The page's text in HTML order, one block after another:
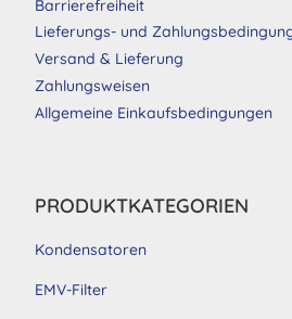
Barrierefreiheit
Lieferungs- und
Versand & Lieferung
Zahlungsweisen
Allgemeine Einkaufsbedingungen
PRODUKTKATEGORIEN
Kondensatoren
EMV-Filter